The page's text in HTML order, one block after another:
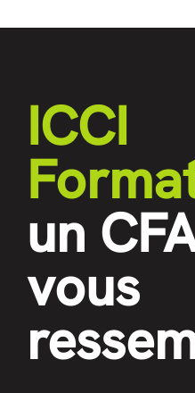
ICCI
un
vous